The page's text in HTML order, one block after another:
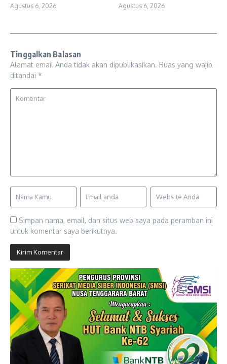
Agustus 6, 2026 Agustus 6, 2026
Tinggalkan Balasan
Alamat email Anda tidak akan dipublikasikan. Ruas yang wajib
ditandai *
Simpan nama, email, dan situs web saya pada peramban ini
untuk komentar saya berikutnya.